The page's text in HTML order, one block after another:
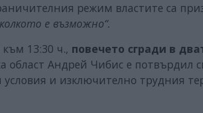
режим властите са
е възможно“.
13:30 ч., повечето сгради в
област Андрей Чибис е потвърдил
и изключително трудния